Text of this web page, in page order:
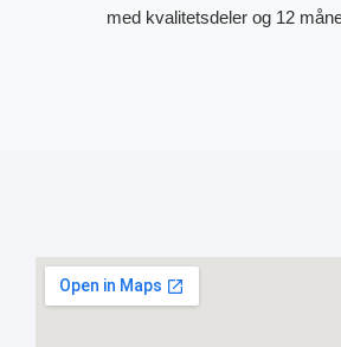
med kvalitetsdeler og 12